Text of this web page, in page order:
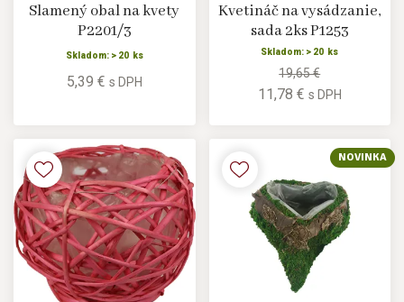
Slamený obal na kvety
P2201/3
Skladom: > 20 ks
5,39 € s DPH
Kvetináč na vysádzanie,
sada 2ks P1253
Skladom: > 20 ks
19,65 €
11,78 € s DPH
NOVINKA